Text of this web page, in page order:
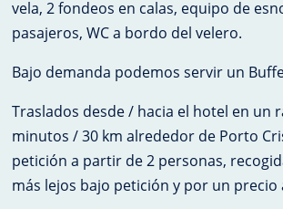
vela, 2 fondeos en calas, equipo de
pasajeros, WC a bordo del velero.
Bajo demanda podemos servir un
Traslados desde / hacia el hotel en un
minutos / 30 km alrededor de Porto
petición a partir de 2 personas,
más lejos bajo petición y por un precio